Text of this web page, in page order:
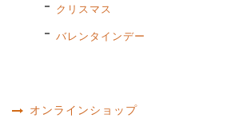
クリスマス
バレンタインデー
オンラインショップ